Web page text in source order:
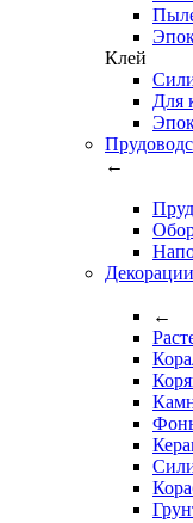
Клей
Для
←
Декорации
←